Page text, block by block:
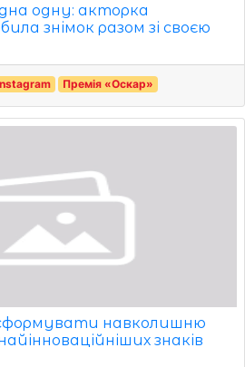
одну: акторка
знімок разом зі своєю
Премія «Оскар»
навколишню
знаків